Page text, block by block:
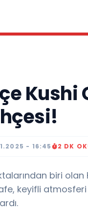
Kushi
- 16:45 2 DK
biri
keyifli